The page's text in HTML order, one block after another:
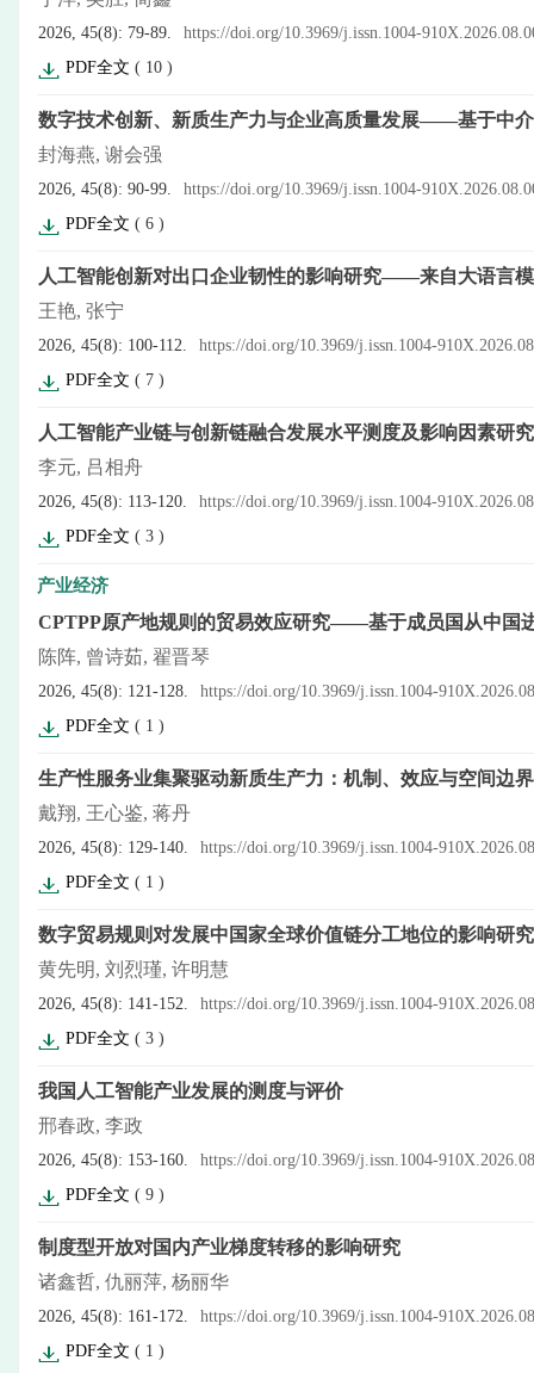
2026, 45(8): 79-89.
https://doi.org/10.3969/j.issn.1004-
PDF全文 ( 10 )
数字技术创新、新质生产力与企业高质量发展——基于中
封海燕, 谢会强
2026, 45(8): 90-99.
https://doi.org/10.3969/j.issn.1004-
PDF全文 ( 6 )
人工智能创新对出口企业韧性的影响研究——来自大语言
王艳, 张宁
2026, 45(8): 100-112.
https://doi.org/10.3969/j.issn.1004-
PDF全文 ( 7 )
人工智能产业链与创新链融合发展水平测度及影响因素研究
李元, 吕相舟
2026, 45(8): 113-120.
https://doi.org/10.3969/j.issn.1004-
PDF全文 ( 3 )
产业经济
CPTPP原产地规则的贸易效应研究——基于成员国从中国
陈阵, 曾诗茹, 翟晋琴
2026, 45(8): 121-128.
https://doi.org/10.3969/j.issn.1004-
PDF全文 ( 1 )
生产性服务业集聚驱动新质生产力：机制、效应与空间边界
戴翔, 王心鉴, 蒋丹
2026, 45(8): 129-140.
https://doi.org/10.3969/j.issn.1004-
PDF全文 ( 1 )
数字贸易规则对发展中国家全球价值链分工地位的影响研究
黄先明, 刘烈瑾, 许明慧
2026, 45(8): 141-152.
https://doi.org/10.3969/j.issn.1004-
PDF全文 ( 3 )
我国人工智能产业发展的测度与评价
邢春政, 李政
2026, 45(8): 153-160.
https://doi.org/10.3969/j.issn.1004-
PDF全文 ( 9 )
制度型开放对国内产业梯度转移的影响研究
诸鑫哲, 仇丽萍, 杨丽华
2026, 45(8): 161-172.
https://doi.org/10.3969/j.issn.1004-
PDF全文 ( 1 )